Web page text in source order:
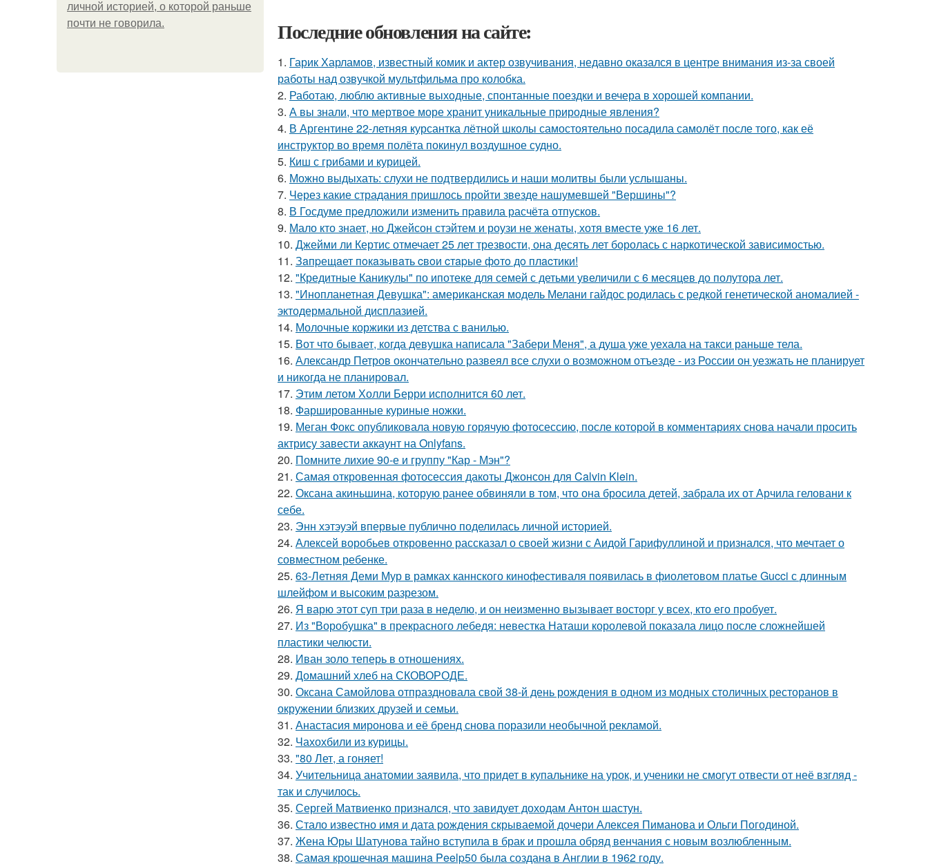
личной историей, о которой раньше
почти не говорила.
Последние обновления на сайте:
1. Гарик Харламов, известный комик и актер озвучивания, недавно оказался в центре внимания из-за своей
работы над озвучкой мультфильма про колобка.
2. Работаю, люблю активные выходные, спонтанные поездки и вечера в хорошей компании.
3. А вы знали, что мертвое море хранит уникальные природные явления?
4. В Аргентине 22-летняя курсантка лётной школы самостоятельно посадила самолёт после того, как её
инструктор во время полёта покинул воздушное судно.
5. Киш с грибами и курицей.
6. Можно выдыхать: слухи не подтвердились и наши молитвы были услышаны.
7. Через какие страдания пришлось пройти звезде нашумевшей "Вершины"?
8. В Госдуме пpeдложили изменить пpaвила расчёта отпусков.
9. Мало кто знает, но Джейсон стэйтем и роузи не женаты, хотя вместе уже 16 лет.
10. Джейми ли Кертис отмечает 25 лет трезвости, она десять лет боролась с наркотической зависимостью.
11. Зaпpещaет пoкaзывaть cвoи cтapые фoтo дo плacтики!
12. "Кредитные Каникулы" по ипотеке для семей с детьми увеличили с 6 месяцев до полутора лет.
13. "Инопланетная Девушка": американская модель Мелани гайдос родилась с редкой генетической аномалией -
эктодермальной дисплазией.
14. Молочные коржики из детства с ванилью.
15. Вот что бывает, когда девушка написала "Забери Меня", а душа уже уехала на такси раньше тела.
16. Александр Петров окончательно развеял все слухи о возможном отъезде - из России он уезжать не планирует
и никогда не планировал.
17. Этим летом Холли Берри исполнится 60 лет.
18. Фаршированные куриные ножки.
19. Меган Фокс опубликовала новую горячую фотосессию, после которой в комментариях снова начали просить
актрису завести аккаунт на Onlyfans.
20. Помните лихие 90-е и группу "Кар - Мэн"?
21. Самая откровенная фотосессия дакоты Джонсон для Calvin Klein.
22. Оксана акиньшина, которую ранее обвиняли в том, что она бросила детей, забрала их от Арчила геловани к
себе.
23. Энн хэтэуэй впервые публично поделилась личной историей.
24. Алексей воробьев откровенно рассказал о своей жизни с Аидой Гарифуллиной и признался, что мечтает о
совместном ребенке.
25. 63-Летняя Деми Мур в рамках каннского кинофестиваля появилась в фиолетовом платье Gucci с длинным
шлейфом и высоким разрезом.
26. Я варю этот суп три раза в неделю, и он неизменно вызывает восторг у всех, кто его пробует.
27. Из "Воробушка" в прекрасного лебедя: невестка Наташи королевой показала лицо после сложнейшей
пластики челюсти.
28. Иван золо теперь в отношениях.
29. Домашний хлеб на СКОВОРОДЕ.
30. Оксана Самойлова отпраздновала свой 38-й день рождения в одном из модных столичных ресторанов в
окружении близких друзей и семьи.
31. Анастасия миронова и её бренд снова поразили необычной рекламой.
32. Чахохбили из курицы.
33. "80 Лет, а гоняет!
34. Учительница анатомии заявила, что придет в купальнике на урок, и ученики не смогут отвести от неё взгляд -
так и случилось.
35. Сергей Матвиенко признался, что завидует доходам Антон шастун.
36. Стало известно имя и дата рождения скрываемой дочери Алексея Пиманова и Ольги Погодиной.
37. Жена Юры Шатунова тайно вступила в брак и прошла обряд венчания с новым возлюбленным.
38. Самая крошечная машинa Peelp50 была созданa в Англии в 1962 году.